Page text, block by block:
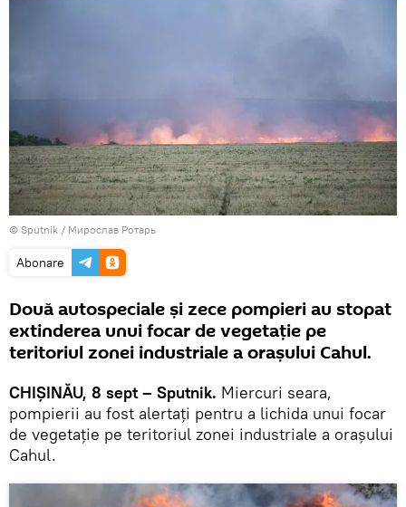
© Sputnik / Мирослав Ротарь
Abonare
Două autospeciale şi zece pompieri au stopat
extinderea unui focar de vegetaţie pe
teritoriul zonei industriale a oraşului Cahul.
CHIŞINĂU, 8 sept – Sputnik. Miercuri seara,
pompierii au fost alertați pentru a lichida unui focar
de vegetație pe teritoriul zonei industriale a orașului
Cahul.